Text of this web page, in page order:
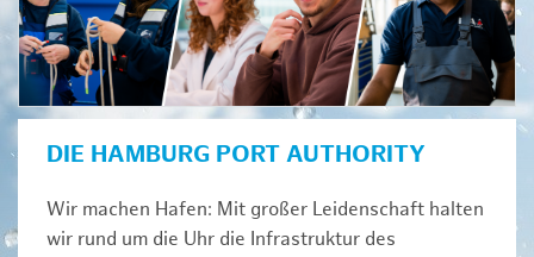
DIE HAMBURG PORT AUTHORITY
Wir machen Hafen: Mit großer Leidenschaft halten
wir rund um die Uhr die Infrastruktur des